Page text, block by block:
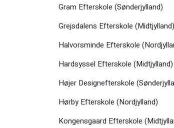
Gram Efterskole (Sønderjylland)
Grejsdalens Efterskole (Midtjylland)
Halvorsminde Efterskole
Hardsyssel Efterskole (Midtjylland)
Højer Designefterskole
Hørby Efterskole (Nordjylland)
Kongensgaard Efterskole